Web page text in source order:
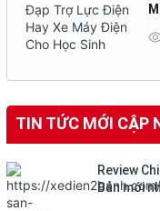
TIN TỨC MỚI CẬP
Review
Bản mới